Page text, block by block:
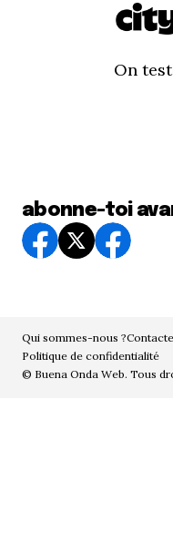
On
abonne-toi
Qui sommes-nous ?
Politique de confidentialité
© Buena Onda Web. Tous